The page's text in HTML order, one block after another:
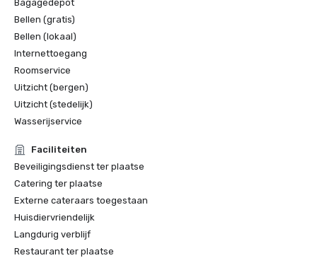
Bagagedepot
Bellen (gratis)
Bellen (lokaal)
Internettoegang
Roomservice
Uitzicht (bergen)
Uitzicht (stedelijk)
Wasserijservice
Faciliteiten
Beveiligingsdienst ter plaatse
Catering ter plaatse
Externe cateraars toegestaan
Huisdiervriendelijk
Langdurig verblijf
Restaurant ter plaatse